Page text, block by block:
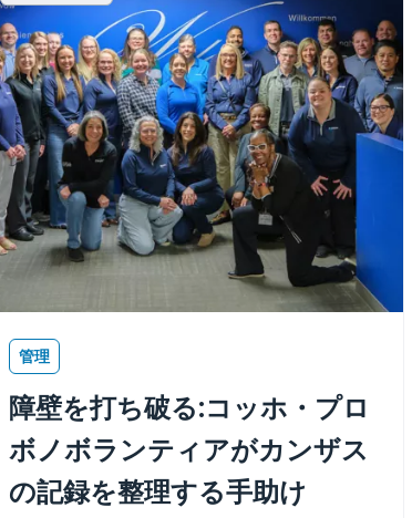
管理
障壁を打ち破る:コッホ・プロ
ボノボランティアがカンザス
の記録を整理する手助け